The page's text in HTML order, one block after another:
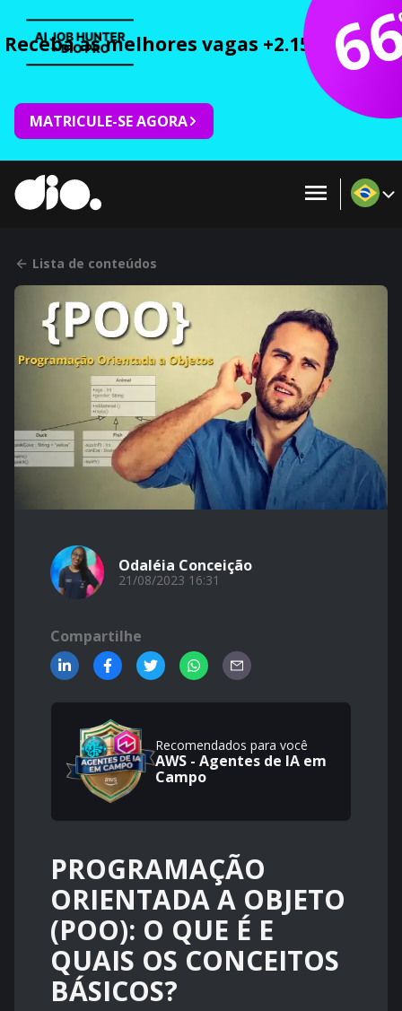
Receba as melhores vagas +2.150 cursos
MATRICULE-SE AGORA
Lista de conteúdos
Odaléia Conceição
21/08/2023 16:31
Compartilhe
Recomendados para você
AWS - Agentes de IA em
Campo
PROGRAMAÇÃO
ORIENTADA A OBJETO
(POO): O QUE É E
QUAIS OS CONCEITOS
BÁSICOS?